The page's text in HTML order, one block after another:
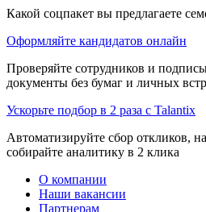
Какой соцпакет вы предлагаете
Оформляйте кандидатов онлайн
Проверяйте сотрудников и
документы без бумаг и личных
Ускорьте подбор в 2 раза с Talantix
Автоматизируйте сбор откликов,
собирайте аналитику в 2 клика
О компании
Наши вакансии
Партнерам